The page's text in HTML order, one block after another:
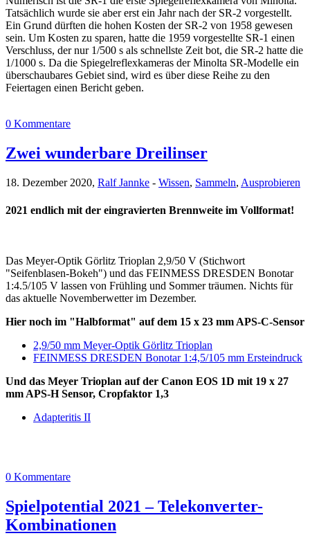
Tatsächlich wurde sie aber erst ein Jahr nach der SR-2 vorgestellt.
Ein Grund dürften die hohen Kosten der SR-2 von 1958 gewesen
sein. Um Kosten zu sparen, hatte die 1959 vorgestellte SR-1 einen
Verschluss, der nur 1/500 s als schnellste Zeit bot, die SR-2 hatte die
1/1000 s. Da die Spiegelreflexkameras der Minolta SR-Modelle ein
überschaubares Gebiet sind, wird es über diese Reihe zu den
Feiertagen einen Bericht geben.
0 Kommentare
Zwei wunderbare Dreilinser
18. Dezember 2020, Ralf Jannke - Wissen, Sammeln, Ausprobieren
2021 endlich mit der eingravierten Brennweite im Vollformat!
Das Meyer-Optik Görlitz Trioplan 2,9/50 V (Stichwort
"Seifenblasen-Bokeh") und das FEINMESS DRESDEN Bonotar
1:4.5/105 V lassen von Frühling und Sommer träumen. Nichts für
das aktuelle Novemberwetter im Dezember.
Hier noch im "Halbformat" auf dem 15 x 23 mm APS-C-Sensor
2,9/50 mm Meyer-Optik Görlitz Trioplan
FEINMESS DRESDEN Bonotar 1:4,5/105 mm Ersteindruck
Und das Meyer Trioplan auf der Canon EOS 1D mit 19 x 27
mm APS-H Sensor, Cropfaktor 1,3
Adapteritis II
0 Kommentare
Spielpotential 2021 – Telekonverter-
Kombinationen